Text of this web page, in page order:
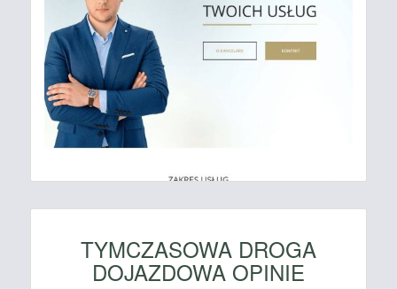
TYMCZASOWA DROGA
DOJAZDOWA OPINIE